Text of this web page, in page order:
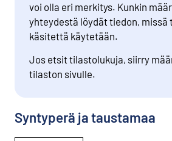
voi olla eri merkitys. Kunkin
yhteydestä löydät tiedon, missä
käsitettä käytetään.
Jos etsit tilastolukuja, siirry
tilaston sivulle.
Syntyperä ja taustamaa